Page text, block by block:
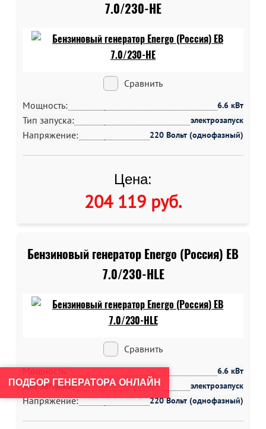
7.0/230-HE
Сравнить
Мощность:
6.6 кВт
Тип запуска: электрозапуск
Напряжение: 220 Вольт (однофазный)
Цена:
204 119 руб.
Бензиновый генератор Energo (Россия) EB
7.0/230-HLE
Сравнить
Мощность:
6.6 кВт
Тип запуска: электрозапуск
Напряжение: 220 Вольт (однофазный)
ПОДБОР ГЕНЕРАТОРА ОНЛАЙН